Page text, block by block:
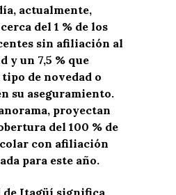
actualmente,
del 1 % de los
sin afiliación al
y un 7,5 % que
de novedad o
su aseguramiento.
proyectan
del 100 % de
con afiliación
para este año.